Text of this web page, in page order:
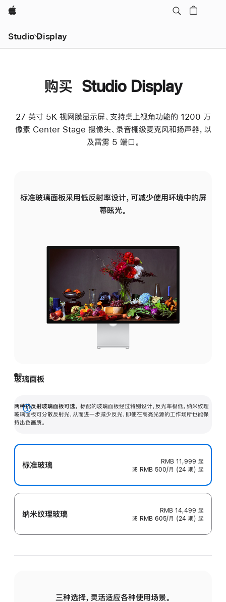
Apple
Studio Display
购买 Studio Display
27 英寸 5K 视网膜显示屏、支持桌上视角功能的 1200 万
像素 Center Stage 摄像头、录音棚级麦克风和扬声器，以
及雷雳 5 端口。
标准玻璃面板采用低反射率设计，可减少使用环境中的屏
幕眩光。
玻璃面板
两种抗反射玻璃面板可选。 标配的玻璃面板经过特别设计，反光率极低。纳米纹理
玻璃面板可分散反射光，从而进一步减少反光，即使在高亮光源的工作场所也能保
持出色画质。
展
开
标准玻璃 RMB 11,999 起
或 RMB 500/月 (24 期) 起
纳米纹理玻璃 RMB 14,499 起
或 RMB 605/月 (24 期) 起
三种选择，灵活适应各种使用场景。